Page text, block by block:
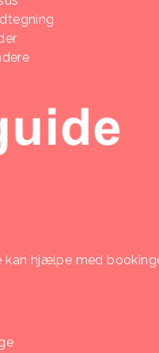
kan hjælpe med